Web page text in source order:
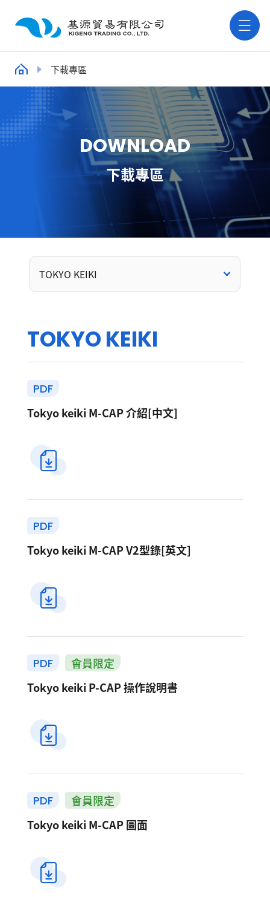
下載專區
DOWNLOAD
下載專區
TOKYO KEIKI
TOKYO KEIKI
PDF
Tokyo keiki M-CAP 介紹[中文]
PDF
Tokyo keiki M-CAP V2型錄[英文]
PDF
會員限定
Tokyo keiki P-CAP 操作說明書
PDF
會員限定
Tokyo keiki M-CAP 圖面